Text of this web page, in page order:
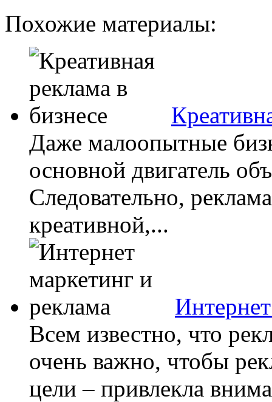
Похожие материалы:
Даже малоопытные
основной двигатель
Следовательно,
креативной,...
Всем известно, что
очень важно, чтобы
цели – привлекла